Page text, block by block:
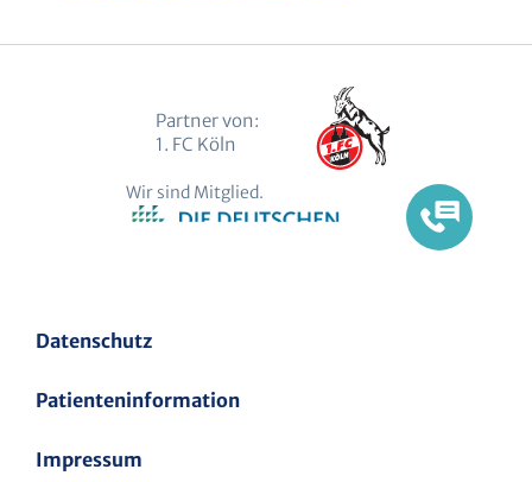
Datenschutz
Patienteninformation
Impressum
Partner von:
1. FC Köln
Wir sind Mitglied.